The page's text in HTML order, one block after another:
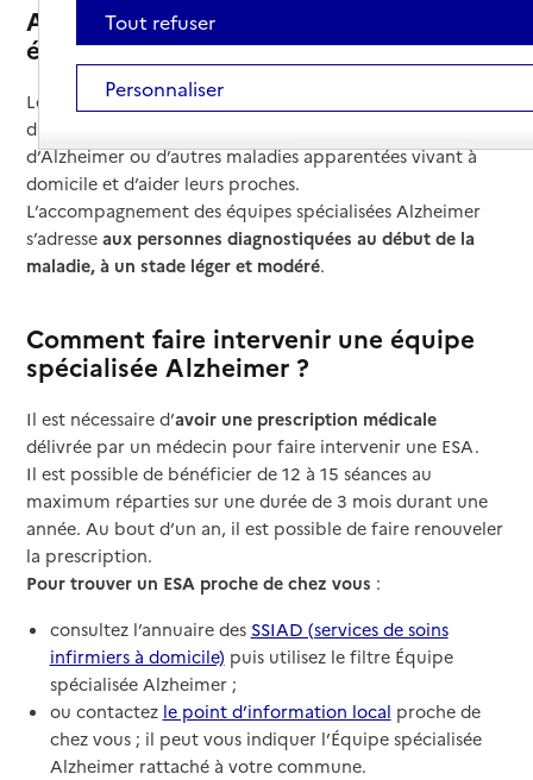
Auprès de qui interviennent les
équipes spécialisées Alzheimer ?
Les équipes spécialisées Alzheimer (ESA) ont pour mission
d’accompagner les personnes atteintes de la maladie
d’Alzheimer ou d’autres maladies apparentées vivant à
domicile et d’aider leurs proches.
L’accompagnement des équipes spécialisées Alzheimer
s’adresseaux personnes diagnostiquées au début de la
maladie, à un stade léger et modéré.
Comment faire intervenir une équipe
spécialisée Alzheimer ?
Il est nécessaire d’avoir une prescription médicale
délivrée par un médecin pour faire intervenir une ESA.
Il est possible de bénéficier de 12 à 15 séances au
maximum réparties sur une durée de 3 mois durant une
année. Au bout d’un an, il est possible de faire renouveler
la prescription.
Pour trouver un ESA proche de chez vous :
consultez l’annuaire des SSIAD (services de soins
infirmiers à domicile) puis utilisez le filtre Équipe
spécialisée Alzheimer ;
ou contactez le point d’information local proche de
chez vous ; il peut vous indiquer l’Équipe spécialisée
Alzheimer rattaché à votre commune.
Tout refuser
Personnaliser